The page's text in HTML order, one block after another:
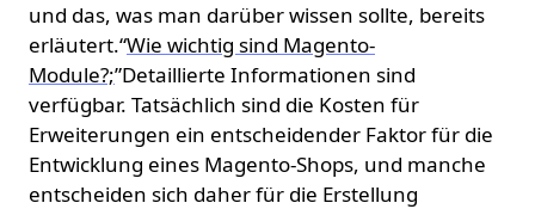
und das, was man darüber wissen sollte, bereits
erläutert.“Wie wichtig sind Magento-
Module?;”Detaillierte Informationen sind
verfügbar. Tatsächlich sind die Kosten für
Erweiterungen ein entscheidender Faktor für die
Entwicklung eines Magento-Shops, und manche
entscheiden sich daher für die Erstellung